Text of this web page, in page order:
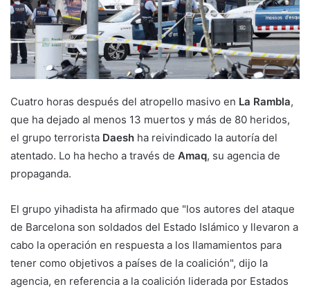
Cuatro horas después del atropello masivo en La Rambla,
que ha dejado al menos 13 muertos y más de 80 heridos,
el grupo terrorista Daesh ha reivindicado la autoría del
atentado. Lo ha hecho a través de Amaq, su agencia de
propaganda.
El grupo yihadista ha afirmado que "los autores del ataque
de Barcelona son soldados del Estado Islámico y llevaron a
cabo la operación en respuesta a los llamamientos para
tener como objetivos a países de la coalición", dijo la
agencia, en referencia a la coalición liderada por Estados